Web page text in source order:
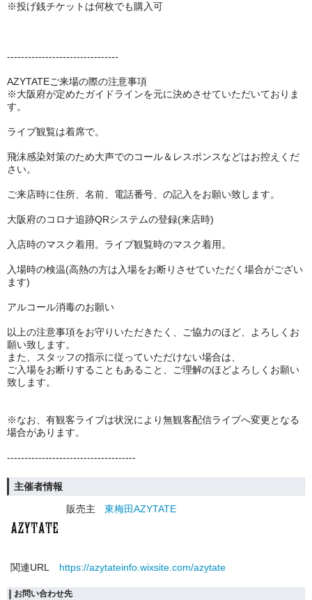
※投げ銭チケットは何枚でも購入可
--------------------------------
AZYTATEご来場の際の注意事項
※大阪府が定めたガイドラインを元に決めさせていただいておりま
す。
ライブ観覧は着席で。
飛沫感染対策のため大声でのコール＆レスポンスなどはお控えくだ
さい。
ご来店時に住所、名前、電話番号、の記入をお願い致します。
大阪府のコロナ追跡QRシステムの登録(来店時)
入店時のマスク着用。ライブ観覧時のマスク着用。
入場時の検温(高熱の方は入場をお断りさせていただく場合がござい
ます)
アルコール消毒のお願い
以上の注意事項をお守りいただきたく、ご協力のほど、よろしくお
願い致します。
また、スタッフの指示に従っていただけない場合は、
ご入場をお断りすることもあること、ご理解のほどよろしくお願い
致します。
※なお、有観客ライブは状況により無観客配信ライブへ変更となる
場合があります。
-------------------------------------
主催者情報
販売主
東梅田AZYTATE
関連URL https://azytateinfo.wixsite.com/azytate
お問い合わせ先